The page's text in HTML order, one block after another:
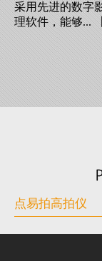
采用先进的数字
理软件，能够...
点易拍高拍仪